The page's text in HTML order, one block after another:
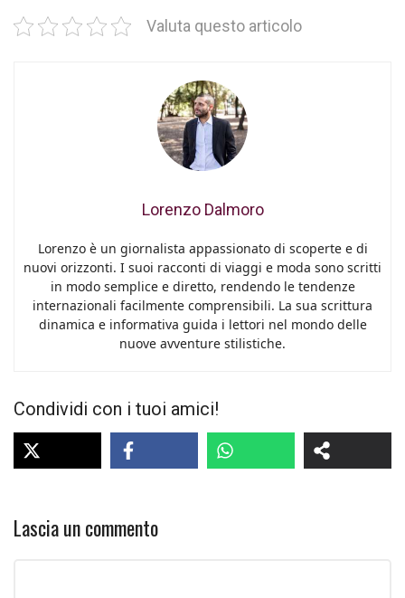
Valuta questo articolo
Lorenzo Dalmoro
Lorenzo è un giornalista appassionato di scoperte e di
nuovi orizzonti. I suoi racconti di viaggi e moda sono scritti
in modo semplice e diretto, rendendo le tendenze
internazionali facilmente comprensibili. La sua scrittura
dinamica e informativa guida i lettori nel mondo delle
nuove avventure stilistiche.
Condividi con i tuoi amici!
Lascia un commento